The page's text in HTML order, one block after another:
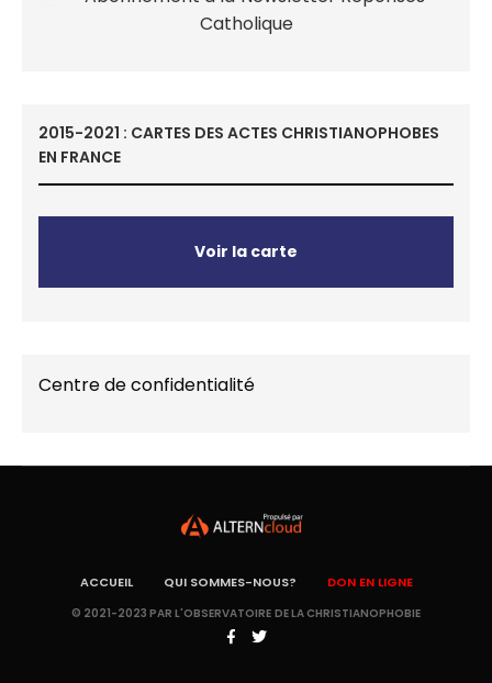
2015-2021 : CARTES DES ACTES CHRISTIANOPHOBES
EN FRANCE
Voir la carte
Centre de confidentialité
ACCUEIL QUI SOMMES-NOUS? DON EN LIGNE
© 2021-2023 PAR L'OBSERVATOIRE DE LA CHRISTIANOPHOBIE